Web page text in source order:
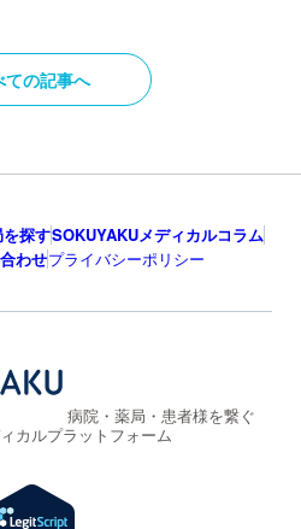
ての記事へ
探すSOKUYAKUメディカルコラム
わせプライバシーポリシー
病院・薬局・患者様を繋ぐ
カルプラットフォーム